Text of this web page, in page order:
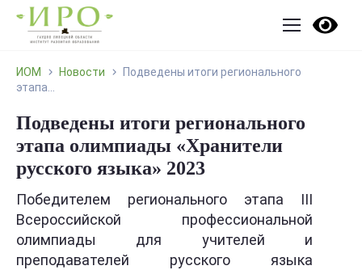
ИОМ Новости
Подведены итоги регионального
этапа...
Подведены итоги регионального
этапа олимпиады «Хранители
русского языка» 2023
Победителем регионального этапа III
Всероссийской профессиональной
олимпиады для учителей и
преподавателей русского языка